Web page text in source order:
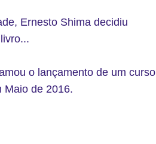
Ernesto Shima decidiu
o lançamento de um curso
Maio de 2016.